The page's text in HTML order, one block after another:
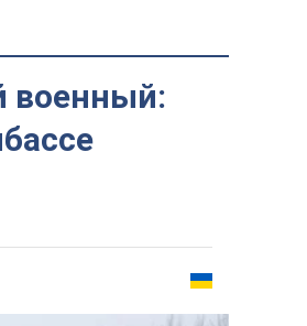
военный: